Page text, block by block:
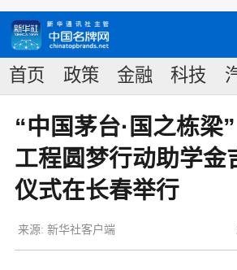
首页 政策 金融 科技
“中国茅台·国之栋梁
工程圆梦行动助学金
仪式在长春举行
来源: 新华社客户端